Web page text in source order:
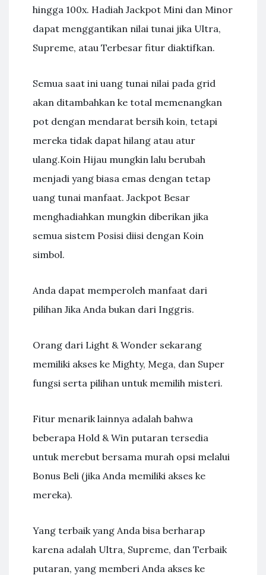
hingga 100x. Hadiah Jackpot Mini dan Minor
dapat menggantikan nilai tunai jika Ultra,
Supreme, atau Terbesar fitur diaktifkan.
Semua saat ini uang tunai nilai pada grid
akan ditambahkan ke total memenangkan
pot dengan mendarat bersih koin, tetapi
mereka tidak dapat hilang atau atur
ulang.Koin Hijau mungkin lalu berubah
menjadi yang biasa emas dengan tetap
uang tunai manfaat. Jackpot Besar
menghadiahkan mungkin diberikan jika
semua sistem Posisi diisi dengan Koin
simbol.
Anda dapat memperoleh manfaat dari
pilihan Jika Anda bukan dari Inggris.
Orang dari Light & Wonder sekarang
memiliki akses ke Mighty, Mega, dan Super
fungsi serta pilihan untuk memilih misteri.
Fitur menarik lainnya adalah bahwa
beberapa Hold & Win putaran tersedia
untuk merebut bersama murah opsi melalui
Bonus Beli (jika Anda memiliki akses ke
mereka).
Yang terbaik yang Anda bisa berharap
karena adalah Ultra, Supreme, dan Terbaik
putaran, yang memberi Anda akses ke